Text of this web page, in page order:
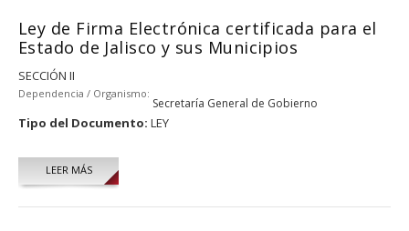
Ley de Firma Electrónica certificada para el
Estado de Jalisco y sus Municipios
SECCIÓN II
Dependencia / Organismo:
Secretaría General de Gobierno
Tipo del Documento: LEY
LEER MÁS